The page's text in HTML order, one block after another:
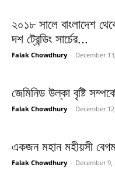
২০১৮ সালে বাংলাদেশ
দশ ট্রেন্ডিং সার্চের...
Falak Chowdhury - December
জেমিনিড উল্কা বৃষ্টি
Falak Chowdhury - December
একজন মহান মহীয়সী বেগম
Falak Chowdhury - December 9,